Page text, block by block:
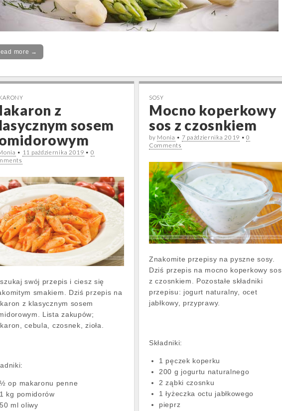
more →
z
sosem
• 11 października 2019 • 0
swój przepis i ciesz się
smakiem. Dziś przepis na
z klasycznym sosem
Lista zakupów;
cebula, czosnek, zioła.
½ op makaronu penne
1 kg pomidorów
50 ml oliwy
SOSY
Mocno koperkowy
sos z czosnkiem
by Monia • 7 października 2019 •0
Comments
Znakomite przepisy na pyszne sosy.
Dziś przepis na mocno koperkowy sos
z czosnkiem. Pozostałe składniki
przepisu: jogurt naturalny, ocet
jabłkowy, przyprawy.
Składniki:
1 pęczek koperku
200 g jogurtu naturalnego
2 ząbki czosnku
1 łyżeczka octu jabłkowego
pieprz